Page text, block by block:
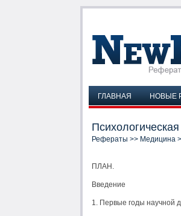
ГЛАВНАЯ НОВЫЕ
Рефераты >> Медицина
ПЛАН.
Введение
1. Первые годы научной